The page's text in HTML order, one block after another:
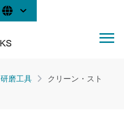
研磨工具
クリーン・スト